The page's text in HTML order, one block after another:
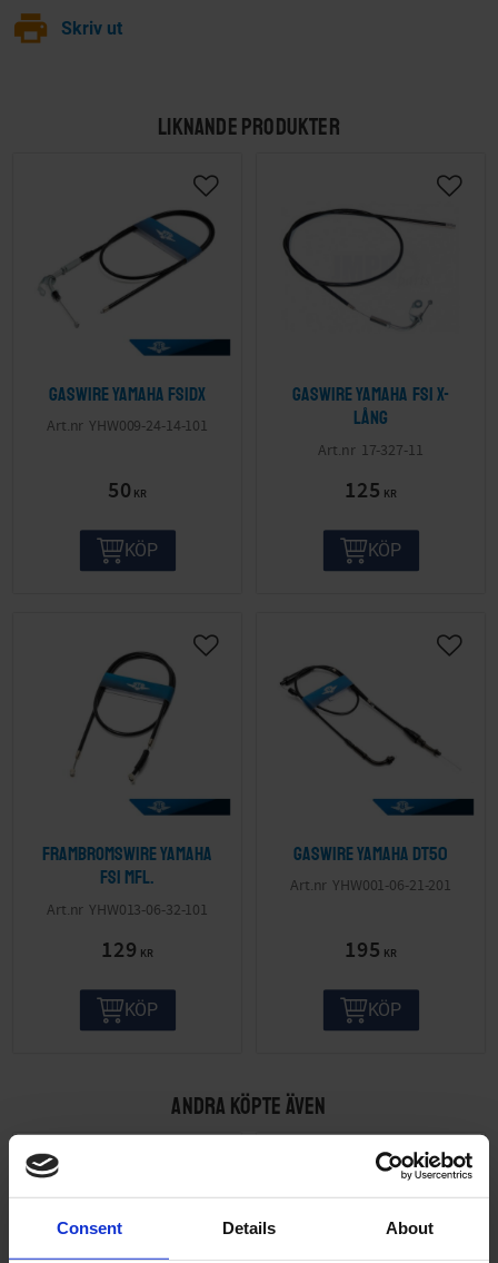
Consent Details About
print Skriv ut
LIKNANDE PRODUKTER
Gaswire Yamaha FS1DX
YHW009-24-14-101
50 KR
KÖP
Gaswire Yamaha FS1 X-
lång
17-327-11
125 KR
KÖP
Frambromswire Yamaha
FS1 mfl.
YHW013-06-32-101
129 KR
KÖP
Gaswire Yamaha DT50
YHW001-06-21-201
195 KR
KÖP
ANDRA KÖPTE ÄVEN